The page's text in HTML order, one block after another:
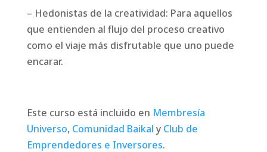
– Hedonistas de la creatividad: Para aquellos
que entienden al flujo del proceso creativo
como el viaje más disfrutable que uno puede
encarar.
Este curso está incluido en Membresía
Universo, Comunidad Baikal y Club de
Emprendedores e Inversores.